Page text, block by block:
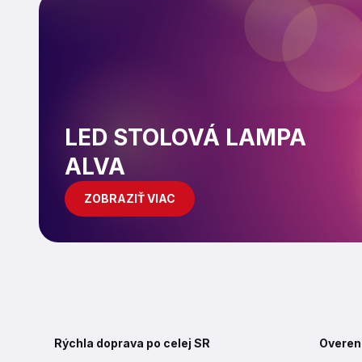
LED STOLOVÁ LAMPA
ALVA
ZOBRAZIŤ VIAC
Rýchla doprava po celej SR